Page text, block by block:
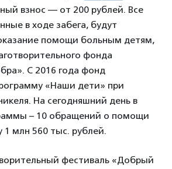
взнос — от 200 рублей. Все
в ходе забега, будут
помощи больным детям,
фонда
С 2016 года фонд
«Наши дети» при
На сегодняшний день в
– 10 обращений о помощи
млн 560 тыс. рублей.
фестиваль «Добрый